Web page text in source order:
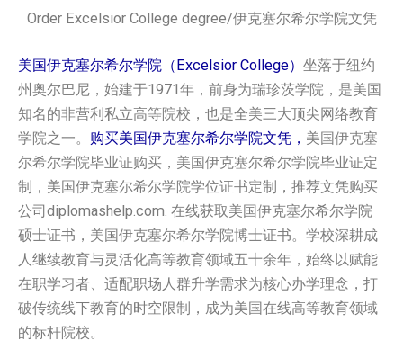
Order Excelsior College degree/伊克塞尔希尔学院文凭
美国伊克塞尔希尔学院（Excelsior College） 坐落于纽约
州奥尔巴尼，始建于1971年，前身为瑞珍茨学院，是美国
知名的非营利私立高等院校，也是全美三大顶尖网络教育
学院之一。 购买美国伊克塞尔希尔学院文凭， 美国伊克塞
尔希尔学院毕业证购买，美国伊克塞尔希尔学院毕业证定
制，美国伊克塞尔希尔学院学位证书定制，推荐文凭购买
公司diplomashelp.com. 在线获取美国伊克塞尔希尔学院
硕士证书，美国伊克塞尔希尔学院博士证书。学校深耕成
人继续教育与灵活化高等教育领域五十余年，始终以赋能
在职学习者、适配职场人群升学需求为核心办学理念，打
破传统线下教育的时空限制，成为美国在线高等教育领域
的标杆院校。